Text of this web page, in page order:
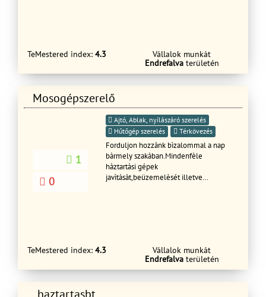
TeMestered index: 4.3
Vállalok munkát
Endrefalvaterületén
Mosogépszerelő
1
0
Ajtó, Ablak, nyílászáró szerelés
Hűtőgép szerelés
Térkövezés
Forduljon hozzànk bìzalommal a nap
bàrmely szakàban.Mindenfèle
hàztartàsi gépek
javìtàsàt,beüzemelèsét illetve
TeMestered index: 4.3
Vállalok munkát
Endrefalvaterületén